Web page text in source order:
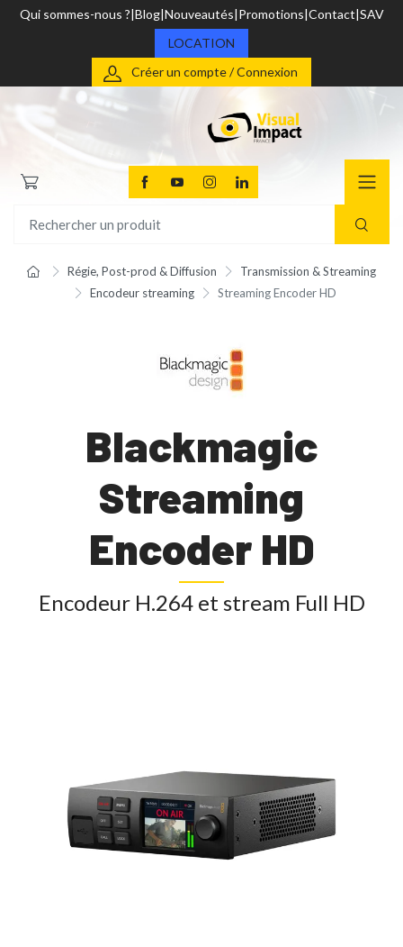
Qui sommes-nous ? Blog Nouveautés Promotions Contact SAV
LOCATION
Créer un compte / Connexion
Régie, Post-prod & Diffusion
Transmission & Streaming
Encodeur streaming
Streaming Encoder HD
Blackmagic
Streaming
Encoder HD
Encodeur H.264 et stream Full HD